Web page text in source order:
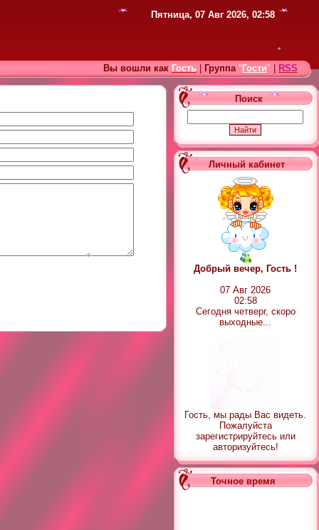
*
Пятница, 07 Авг 2026, 02:58
Вы вошли как Гость Группа " Гости" RSS
Поиск
Личный кабинет
Добрый вечер, Гость !
07 Авг 2026
02:58
Сегодня четверг, скоро
выходные...
Гость, мы рады Вас видеть.
Пожалуйста
зарегистрируйтесь или
авторизуйтесь!
Точное время